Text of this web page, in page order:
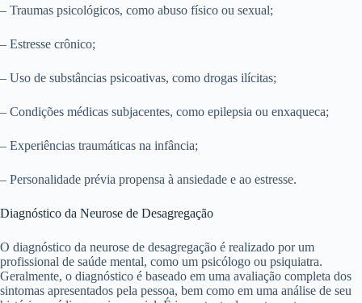
– Traumas psicológicos, como abuso físico ou sexual;
– Estresse crônico;
– Uso de substâncias psicoativas, como drogas ilícitas;
– Condições médicas subjacentes, como epilepsia ou enxaqueca;
– Experiências traumáticas na infância;
– Personalidade prévia propensa à ansiedade e ao estresse.
Diagnóstico da Neurose de Desagregação
O diagnóstico da neurose de desagregação é realizado por um
profissional de saúde mental, como um psicólogo ou psiquiatra.
Geralmente, o diagnóstico é baseado em uma avaliação completa dos
sintomas apresentados pela pessoa, bem como em uma análise de seu